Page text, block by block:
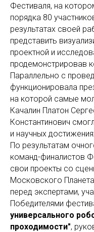
Фестиваля, на
порядка 80
результатах своей
представить
проектной и
продемонстрировав
Параллельно с
функционировала
на которой самые
Качалин Платон
Константинович
и научных
По результатам
команд-финалистов
свои проекты со
Московского
перед экспертами,
Победителями
универсального
проходимости",